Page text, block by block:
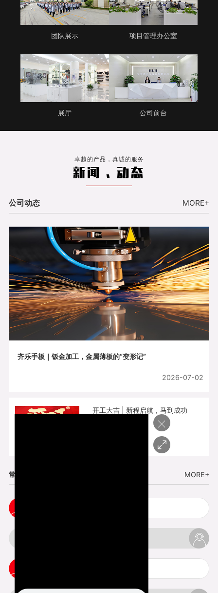
团队展示 项目管理办公室
展厅 公司前台
卓越的产品，真诚的服务
新闻 . 动态
公司动态 MORE+
齐乐手板｜钣金加工，金属薄板的“变形记”
2026-07-02
开工大吉 | 新程启航，马到成功
常见问题 MORE+
×